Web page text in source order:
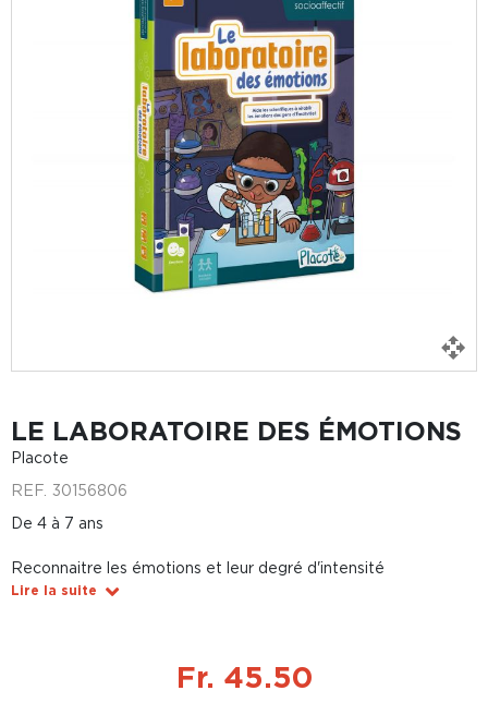
LE LABORATOIRE DES ÉMOTIONS
Placote
REF. 30156806
De 4 à 7 ans
Reconnaitre les émotions et leur degré d'intensité
Lire la suite
Fr. 45.50